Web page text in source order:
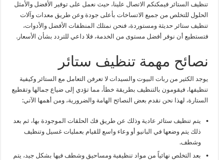
تنظيف الستائر فيمكنكم الاتصال علينا، حيث نعمل على توفير الأفضل والأمثل
الحلول للتخلص من جميع الاتساخات بأعلى جودة وعن طريق معدات وآلات
تنظيف ستائر حديثة ومستوردة، فنحن نمتلك المنظفات الأفضل والأدوات،
فتستطيع أن نوفر أفضل مستوى من الخدمة، فلا داعي للتردد بشأن الأسعار.
نصائح مهمة تنظيف ستائر
يوجد الكثير من ربات البيوت والسيدات لا تعرفن التعامل مع الستائر وكيفية
تنظيفها، فيقومون بالتنظيف بطريقة خطأ، مما تؤدي إلى ضياع جمالها وتقطيع
الستارة، لهذا نحن نقدم بعض النصائح الهامة والضرورية، ومن أهمها الآتي:
يتم تنظيف ستائر عادية وذلك عن طريق فك الحلقات الموجودة بها، ثم بعد
ذلك يتم وضعها في البانيو أو وعاء واسع للقيام بعمليات غسيل وتنظيف
وشطف.
بعد التخلص نهائياً من مواد تنظيفية ومساحيق وشطف فيها بشكل جيد، يتم